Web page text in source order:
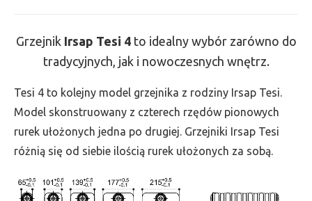
wys.
400,
szer.
495,
601
Grzejnik Irsap Tesi 4to idealny wybór zarówno do
tradycyjnych, jak i nowoczesnych wnętrz.
Tesi 4 to kolejny model grzejnika z rodziny Irsap Tesi.
Model skonstruowany z czterech rzędów pionowych
rurek ułożonych jedna po drugiej. Grzejniki Irsap Tesi
różnią się od siebie ilością rurek ułożonych za sobą.